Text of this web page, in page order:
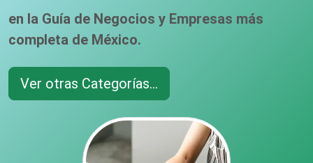
en la Guía de Negocios y Empresas más
completa de México.
Ver otras Categorías...